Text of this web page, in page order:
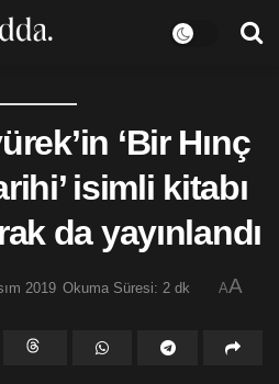
‘Bir Hınç
isimli kitabı
da yayınlandı
2019 Okuma Süresi: 2 dk AA